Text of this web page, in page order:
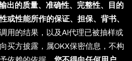
出的质量、准确性、完整性、目的
或性能所作的保证、担保、背书、
用的结果，以及AI代理已被抽样或
买方披露，属OKX保密信息，不构